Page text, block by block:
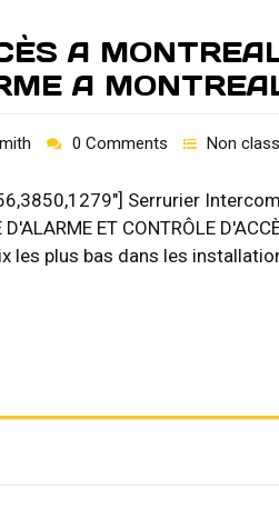
A
A
0 Comments Non
Serrurier
ET CONTRÔLE
les plus bas dans les